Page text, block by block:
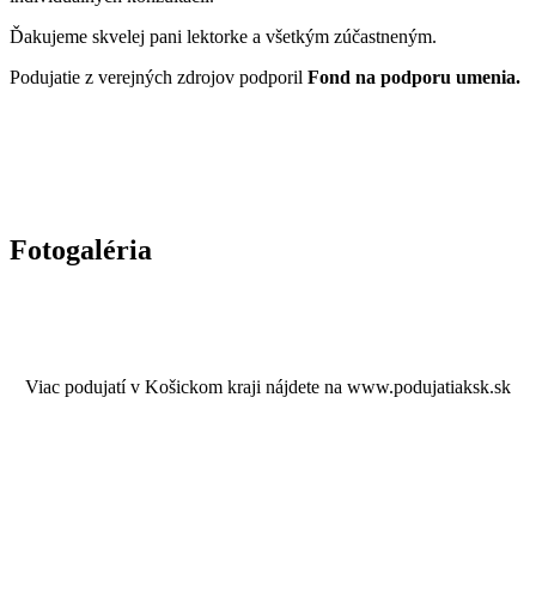
Ďakujeme skvelej pani lektorke a všetkým zúčastneným.
Podujatie z verejných zdrojov podporil Fond na podporu umenia.
Fotogaléria
Viac podujatí v Košickom kraji nájdete na www.podujatiaksk.sk